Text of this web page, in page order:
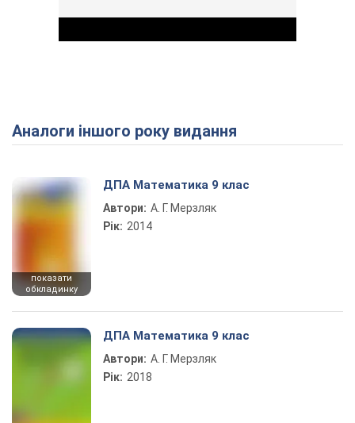
Play Video
Аналоги іншого року видання
показати
обкладинку
ДПА Математика 9 клас
Автори: А. Г. Мерзляк
Рік: 2014
ДПА Математика 9 клас
Автори: А. Г. Мерзляк
Рік: 2018